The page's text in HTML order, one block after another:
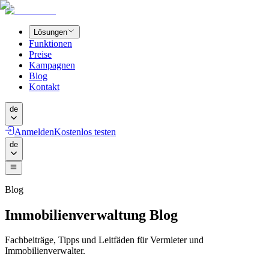
Lösungen
Funktionen
Preise
Kampagnen
Blog
Kontakt
de
AnmeldenKostenlos testen
de
Blog
Immobilienverwaltung Blog
Fachbeiträge, Tipps und Leitfäden für Vermieter und
Immobilienverwalter.